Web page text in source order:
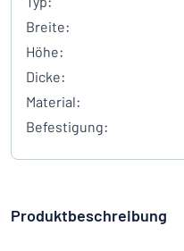
Breite:
Höhe:
Dicke:
Material:
Befestigung:
Produktbeschreibung